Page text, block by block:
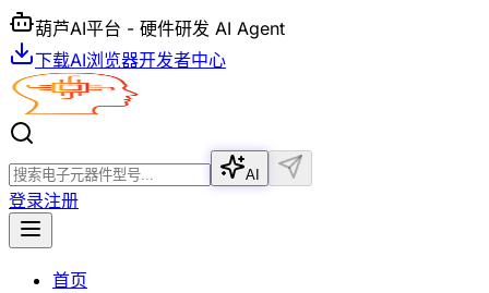
葫芦AI平台 - 硬件研发 AI Agent
下载AI浏览器开发者中心
AI
登录注册
首页